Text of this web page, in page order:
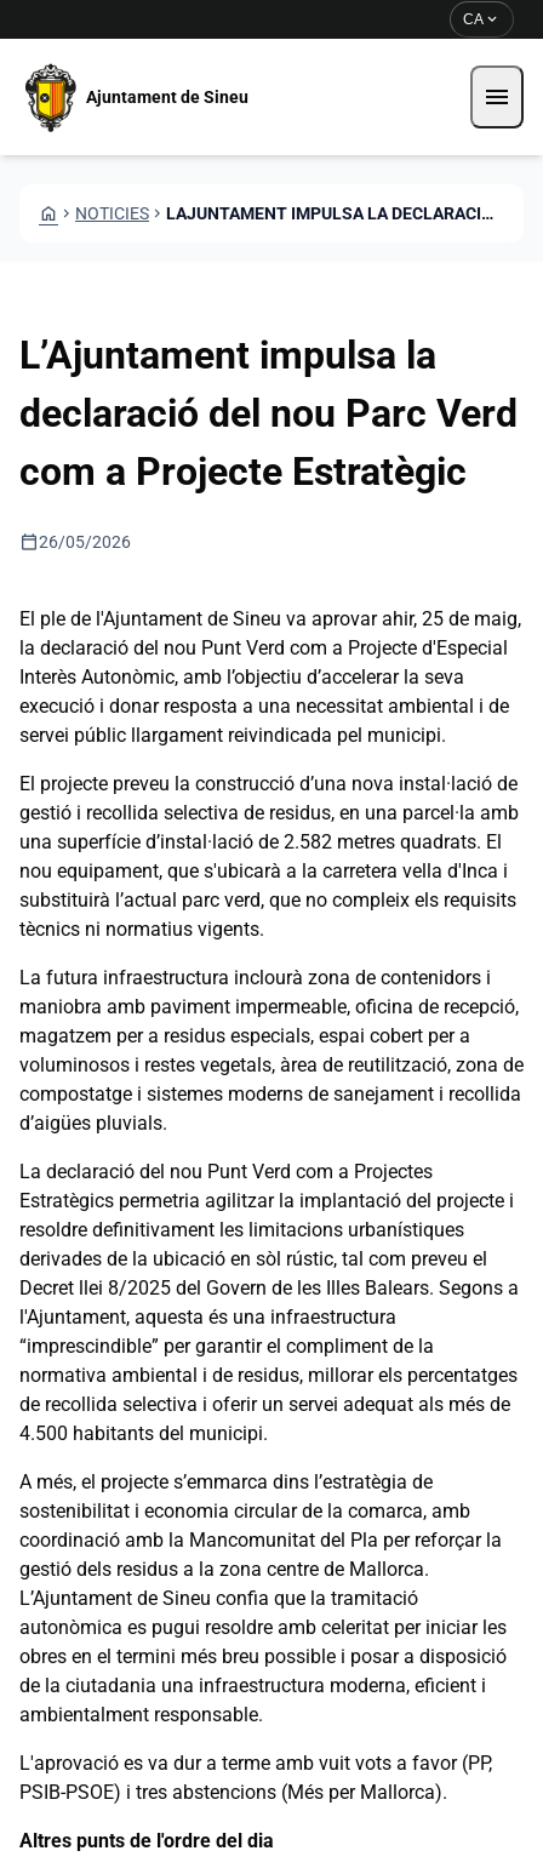
CA expand_more
Ajuntament de Sineu menu
HOME CHEVRON_RIGHT NOTICIES CHEVRON_RIGHT LAJUNTAMENT IMPULSA LA DECLARACIO DEL NOU PARC VERD COM PROJECTE ESTRATEGIC
L’Ajuntament impulsa la
declaració del nou Parc Verd
com a Projecte Estratègic
calendar_today26/05/2026
El ple de l'Ajuntament de Sineu va aprovar ahir, 25 de maig,
la declaració del nou Punt Verd com a Projecte d'Especial
Interès Autonòmic, amb l’objectiu d’accelerar la seva
execució i donar resposta a una necessitat ambiental i de
servei públic llargament reivindicada pel municipi.
El projecte preveu la construcció d’una nova instal·lació de
gestió i recollida selectiva de residus, en una parcel·la amb
una superfície d’instal·lació de 2.582 metres quadrats. El
nou equipament, que s'ubicarà a la carretera vella d'Inca i
substituirà l’actual parc verd, que no compleix els requisits
tècnics ni normatius vigents.
La futura infraestructura inclourà zona de contenidors i
maniobra amb paviment impermeable, oficina de recepció,
magatzem per a residus especials, espai cobert per a
voluminosos i restes vegetals, àrea de reutilització, zona de
compostatge i sistemes moderns de sanejament i recollida
d’aigües pluvials.
La declaració del nou Punt Verd com a Projectes
Estratègics permetria agilitzar la implantació del projecte i
resoldre definitivament les limitacions urbanístiques
derivades de la ubicació en sòl rústic, tal com preveu el
Decret llei 8/2025 del Govern de les Illes Balears. Segons a
l'Ajuntament, aquesta és una infraestructura
“imprescindible” per garantir el compliment de la
normativa ambiental i de residus, millorar els percentatges
de recollida selectiva i oferir un servei adequat als més de
4.500 habitants del municipi.
A més, el projecte s’emmarca dins l’estratègia de
sostenibilitat i economia circular de la comarca, amb
coordinació amb la Mancomunitat del Pla per reforçar la
gestió dels residus a la zona centre de Mallorca.
L’Ajuntament de Sineu confia que la tramitació
autonòmica es pugui resoldre amb celeritat per iniciar les
obres en el termini més breu possible i posar a disposició
de la ciutadania una infraestructura moderna, eficient i
ambientalment responsable.
L'aprovació es va dur a terme amb vuit vots a favor (PP,
PSIB-PSOE) i tres abstencions (Més per Mallorca).
Altres punts de l'ordre del dia